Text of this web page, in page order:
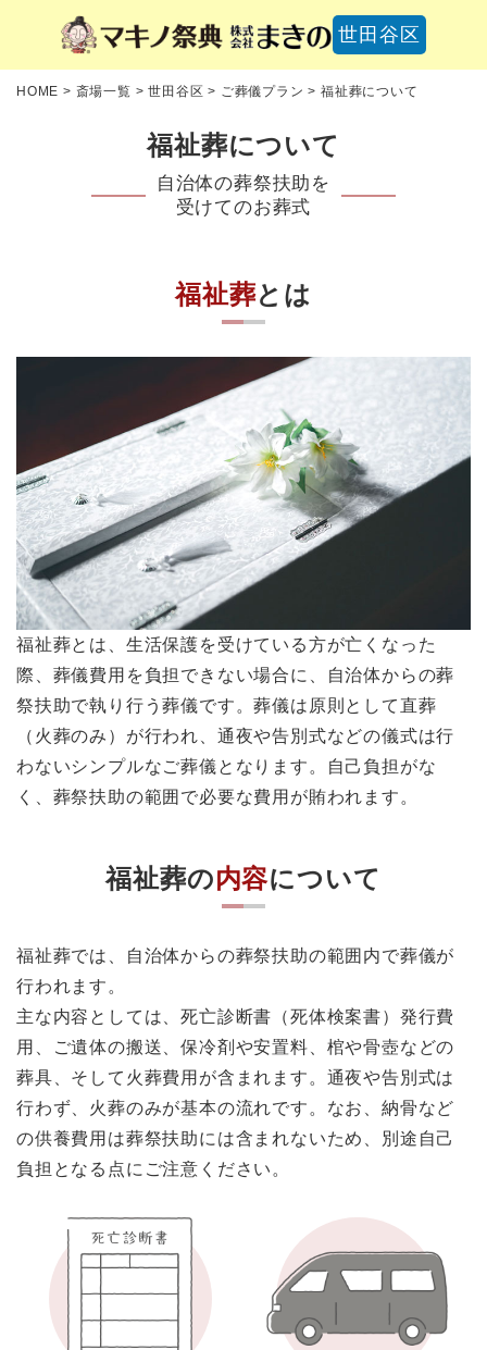
世田谷区
HOME > 斎場一覧 >世田谷区 > ご葬儀プラン >福祉葬について
福祉葬について
自治体の葬祭扶助を
受けてのお葬式
福祉葬とは
福祉葬とは、生活保護を受けている方が亡くなった
際、葬儀費用を負担できない場合に、自治体からの葬
祭扶助で執り行う葬儀です。葬儀は原則として直葬
（火葬のみ）が行われ、通夜や告別式などの儀式は行
わないシンプルなご葬儀となります。自己負担がな
く、葬祭扶助の範囲で必要な費用が賄われます。
福祉葬の内容について
福祉葬では、自治体からの葬祭扶助の範囲内で葬儀が
行われます。
主な内容としては、死亡診断書（死体検案書）発行費
用、ご遺体の搬送、保冷剤や安置料、棺や骨壺などの
葬具、そして火葬費用が含まれます。通夜や告別式は
行わず、火葬のみが基本の流れです。なお、納骨など
の供養費用は葬祭扶助には含まれないため、別途自己
負担となる点にご注意ください。